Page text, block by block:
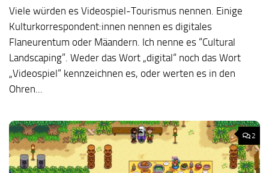
Viele würden es Videospiel-Tourismus nennen. Einige
Kulturkorrespondent:innen nennen es digitales
Flaneurentum oder Mäandern. Ich nenne es “Cultural
Landscaping”. Weder das Wort „digital“ noch das Wort
„Videospiel“ kennzeichnen es, oder werten es in den
Ohren...
2